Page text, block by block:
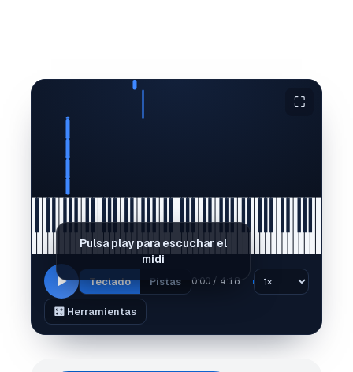
⛶
Pulsa play para escuchar el
midi
Teclado Pistas 0:00 / 4:18
🎛️ Herramientas